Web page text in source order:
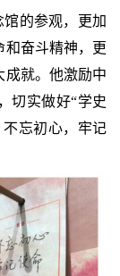
的参观，更加
和奋斗精神，更
成就。他激励中
切实做好“学史
忘初心，牢记